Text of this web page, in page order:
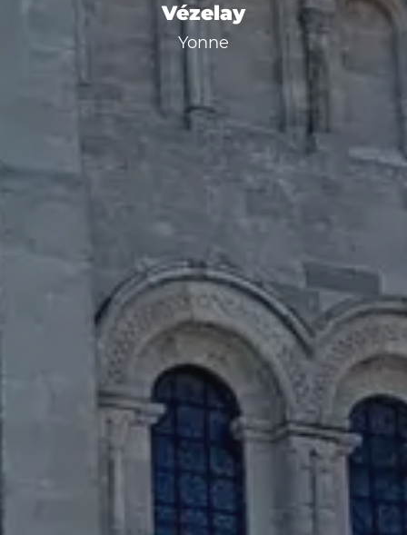
Vézelay
Yonne